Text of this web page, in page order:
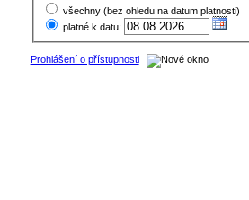
všechny (bez ohledu na datum platnosti)
platné k datu:
Prohlášení o přístupnosti